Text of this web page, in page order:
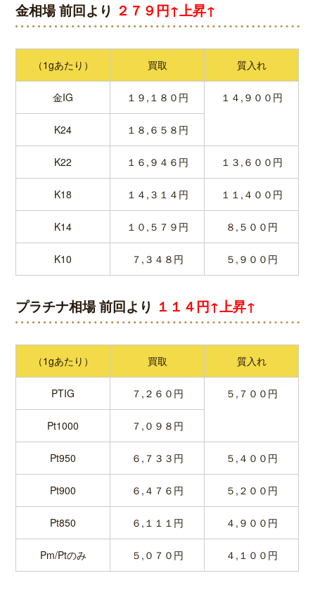
金相場 前回より ２７９円↑上昇↑
（1gあたり） 買取 質入れ
金IG １９,１８０円 １４,９００円
K24 １８,６５８円
K22 １６,９４６円 １３,６００円
K18 １４,３１４円 １１,４００円
K14 １０,５７９円 ８,５００円
K10 ７,３４８円 ５,９００円
プラチナ相場 前回より １１４円↑上昇↑
（1gあたり） 買取 質入れ
PTIG ７,２６０円 ５,７００円
Pt1000 ７,０９８円
Pt950 ６,７３３円 ５,４００円
Pt900 ６,４７６円 ５,２００円
Pt850 ６,１１１円 ４,９００円
Pm/Ptのみ ５,０７０円 ４,１００円